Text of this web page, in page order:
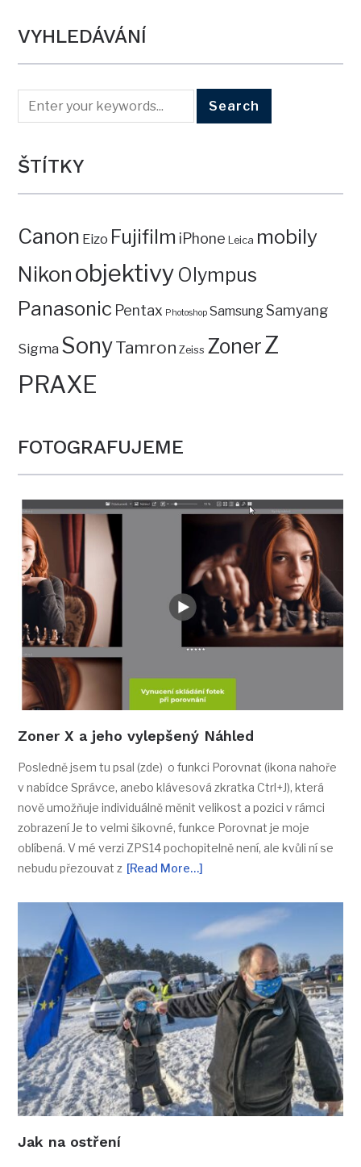
VYHLEDÁVÁNÍ
ŠTÍTKY
Canon Eizo Fujifilm iPhone Leica mobily
Nikon objektivy Olympus
Panasonic Pentax Photoshop SamsungSamyang
Sigma SonyTamron Zeiss ZonerZ
PRAXE
FOTOGRAFUJEME
Zoner X a jeho vylepšený Náhled
Posledně jsem tu psal (zde) o funkci Porovnat (ikona nahoře
v nabídce Správce, anebo klávesová zkratka Ctrl+J), která
nově umožňuje individuálně měnit velikost a pozici v rámci
zobrazení Je to velmi šikovné, funkce Porovnat je moje
oblíbená. V mé verzi ZPS14 pochopitelně není, ale kvůli ní se
nebudu přezouvat z [Read More…]
Jak na ostření